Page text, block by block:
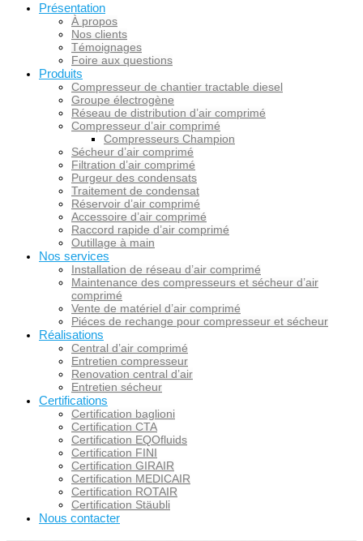
Présentation
À propos
Nos clients
Témoignages
Foire aux questions
Produits
Compresseur de chantier tractable diesel
Groupe électrogène
Réseau de distribution d’air comprimé
Compresseur d’air comprimé
Compresseurs Champion
Sécheur d’air comprimé
Filtration d’air comprimé
Purgeur des condensats
Traitement de condensat
Réservoir d’air comprimé
Accessoire d’air comprimé
Raccord rapide d’air comprimé
Outillage à main
Nos services
Installation de réseau d’air comprimé
Maintenance des compresseurs et sécheur d’air
comprimé
Vente de matériel d’air comprimé
Piéces de rechange pour compresseur et sécheur
Réalisations
Central d’air comprimé
Entretien compresseur
Renovation central d’air
Entretien sécheur
Certifications
Certification baglioni
Certification CTA
Certification EQOfluids
Certification FINI
Certification GIRAIR
Certification MEDICAIR
Certification ROTAIR
Certification Stäubli
Nous contacter